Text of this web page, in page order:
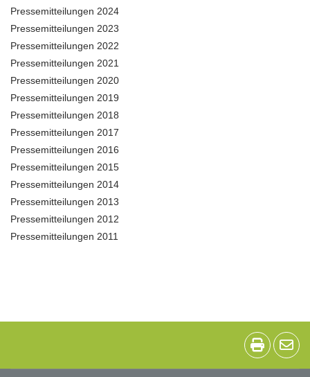
Pressemitteilungen 2024
Pressemitteilungen 2023
Pressemitteilungen 2022
Pressemitteilungen 2021
Pressemitteilungen 2020
Pressemitteilungen 2019
Pressemitteilungen 2018
Pressemitteilungen 2017
Pressemitteilungen 2016
Pressemitteilungen 2015
Pressemitteilungen 2014
Pressemitteilungen 2013
Pressemitteilungen 2012
Pressemitteilungen 2011